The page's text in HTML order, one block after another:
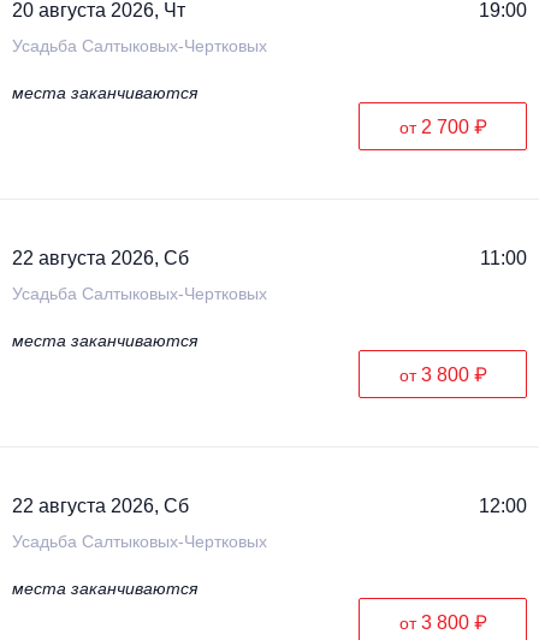
20 августа 2026, Чт 19:00
Усадьба Салтыковых-Чертковых
места заканчиваются
от 2 700 ₽
22 августа 2026, Сб 11:00
Усадьба Салтыковых-Чертковых
места заканчиваются
от3 800 ₽
22 августа 2026, Сб 12:00
Усадьба Салтыковых-Чертковых
места заканчиваются
от3 800 ₽